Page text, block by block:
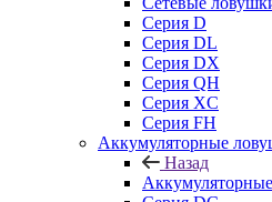
Серия D
Серия DL
Серия DX
Серия QH
Серия XC
Серия FH
Аккумуляторные
Назад